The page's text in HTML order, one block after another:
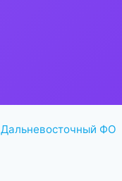
Дальневосточный ФО